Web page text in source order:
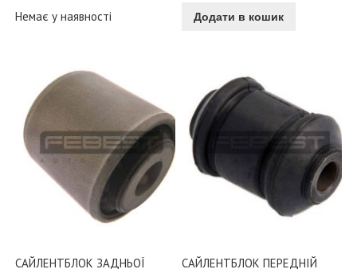
Немає у наявності Додати в кошик
САЙЛЕНТБЛОК ЗАДНЬОЇ
САЙЛЕНТБЛОК ПЕРЕДНІЙ